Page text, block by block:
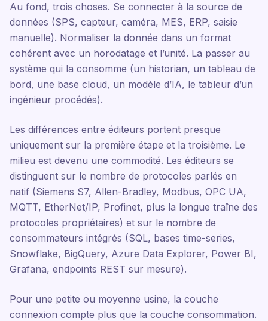
Au fond, trois choses. Se connecter à la source de
données (SPS, capteur, caméra, MES, ERP, saisie
manuelle). Normaliser la donnée dans un format
cohérent avec un horodatage et l’unité. La passer au
système qui la consomme (un historian, un tableau de
bord, une base cloud, un modèle d’IA, le tableur d’un
ingénieur procédés).
Les différences entre éditeurs portent presque
uniquement sur la première étape et la troisième. Le
milieu est devenu une commodité. Les éditeurs se
distinguent sur le nombre de protocoles parlés en
natif (Siemens S7, Allen-Bradley, Modbus, OPC UA,
MQTT, EtherNet/IP, Profinet, plus la longue traîne des
protocoles propriétaires) et sur le nombre de
consommateurs intégrés (SQL, bases time-series,
Snowflake, BigQuery, Azure Data Explorer, Power BI,
Grafana, endpoints REST sur mesure).
Pour une petite ou moyenne usine, la couche
connexion compte plus que la couche consommation.